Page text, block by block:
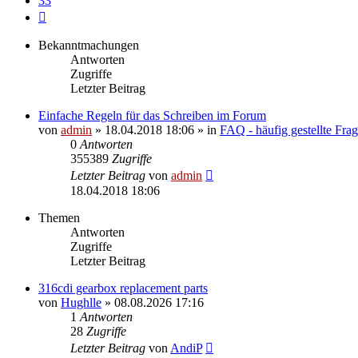
Bekanntmachungen
Antworten
Zugriffe
Letzter Beitrag
Einfache Regeln für das Schreiben im Forum
von admin » 18.04.2018 18:06 » in FAQ - häufig gestellte
0 Antworten
355389 Zugriffe
Letzter Beitrag von admin
18.04.2018 18:06
Themen
Antworten
Zugriffe
Letzter Beitrag
316cdi gearbox replacement parts
von Hughlle » 08.08.2026 17:16
1 Antworten
28 Zugriffe
Letzter Beitrag von AndiP